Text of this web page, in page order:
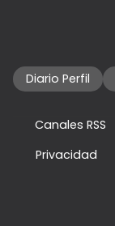
Diario Perfil
Canales RSS
Privacidad